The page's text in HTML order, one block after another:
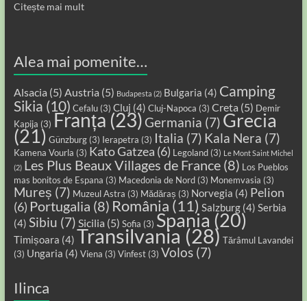
Citește mai mult
Alea mai pomenite…
Alsacia (5) Austria (5) Budapesta (2) Bulgaria (4) Camping
Sikia (10) Cefalu(3) Cluj (4) Cluj-Napoca (3) Creta (5) Demir
Kapija (3) Franța(23) Germania (7) Grecia
(21) Günzburg(3) Ierapetra (3) Italia (7) Kala Nera (7)
Kamena Vourla (3) Kato Gatzea (6) Legoland(3) Le Mont Saint Michel
(2) Les Plus Beaux Villages de France(8) Los Pueblos
mas bonitos de Espana (3) Macedonia de Nord(3) Monemvasia (3)
Mureș (7) Muzeul Astra (3) Mădăraș (3) Norvegia (4) Pelion
(6) Portugalia (8) România (11) Salzburg(4) Serbia
(4) Sibiu (7) Sicilia (5) Sofia (3) Spania (20)
Timișoara (4) Transilvania (28) Tărâmul Lavandei
(3) Ungaria (4) Viena (3) Vinfest(3) Volos(7)
Ilinca